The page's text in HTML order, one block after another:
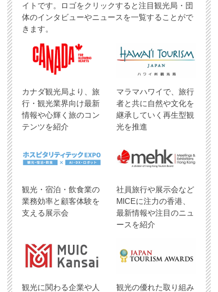
イトです。ロゴをクリックすると注目観光局・団
体のインタビューやニュースを一覧することがで
きます。
​カナダ観光局より、旅
行・観光業界向け最新
情報や心輝く旅のコン
テンツを紹介
マラマハワイで、旅行
者と共に自然や文化を
継承していく再生型観
光を推進
観光・宿泊・飲食業の
業務効率と顧客体験を
支える展示会
社員旅行や展示会など
MICEに注力の香港、
最新情報や注目のニュ
ースを紹介
観光に関わる企業や人
観光の優れた取り組み